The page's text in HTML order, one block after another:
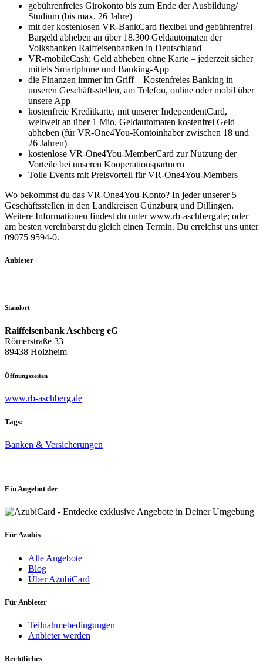
gebührenfreies Girokonto bis zum Ende der Ausbildung/
Studium (bis max. 26 Jahre)
mit der kostenlosen VR-BankCard flexibel und gebührenfrei
Bargeld abheben an über 18.300 Geldautomaten der
Volksbanken Raiffeisenbanken in Deutschland
VR-mobileCash: Geld abheben ohne Karte – jederzeit sicher
mittels Smartphone und Banking-App
die Finanzen immer im Griff – Kostenfreies Banking in
unseren Geschäftsstellen, am Telefon, online oder mobil über
unsere App
kostenfreie Kreditkarte, mit unserer IndependentCard,
weltweit an über 1 Mio. Geldautomaten kostenfrei Geld
abheben (für VR-One4You-Kontoinhaber zwischen 18 und
26 Jahren)
kostenlose VR-One4You-MemberCard zur Nutzung der
Vorteile bei unseren Kooperationspartnern
Tolle Events mit Preisvorteil für VR-One4You-Members
Wo bekommst du das VR-One4You-Konto? In jeder unserer 5
Geschäftsstellen in den Landkreisen Günzburg und Dillingen.
Weitere Informationen findest du unter www.rb-aschberg.de; oder
am besten vereinbarst du gleich einen Termin. Du erreichst uns unter
09075 9594-0.
Anbieter
Standort
Raiffeisenbank Aschberg eG
Römerstraße 33
89438 Holzheim
Öffnungszeiten
www.rb-aschberg.de
Tags:
Banken & Versicherungen
Ein Angebot der
Für Azubis
Alle Angebote
Blog
Über AzubiCard
Für Anbieter
Teilnahmebedingungen
Anbieter werden
Rechtliches